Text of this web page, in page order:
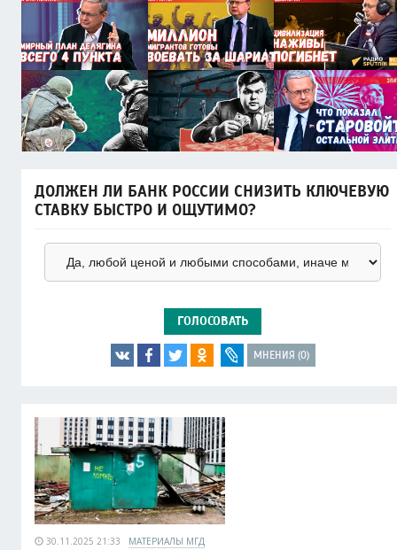
ДОЛЖЕН ЛИ БАНК РОССИИ СНИЗИТЬ КЛЮЧЕВУЮ
СТАВКУ БЫСТРО И ОЩУТИМО?
ГОЛОСОВАТЬ
МНЕНИЯ (0)
30.11.2025 21:33 МАТЕРИАЛЫ МГД